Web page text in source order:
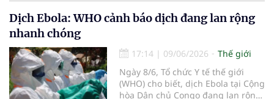
Dịch Ebola: WHO cảnh báo dịch đang lan rộng
nhanh chóng
17:14 | 09/06/2026
Thế giới
Ngày 8/6, Tổ chức Y tế thế giới
(WHO) cho biết, dịch Ebola tại Cộng
hòa Dân chủ Congo đang lan rộng